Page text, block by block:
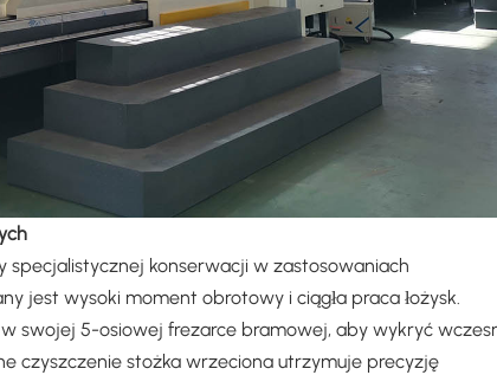
konserwacji w zastosowaniach
jest wysoki moment obrotowy i ciągła praca łożysk.
swojej 5-osiowej frezarce bramowej, aby wykryć
czyszczenie stożka wrzeciona utrzymuje precyzję